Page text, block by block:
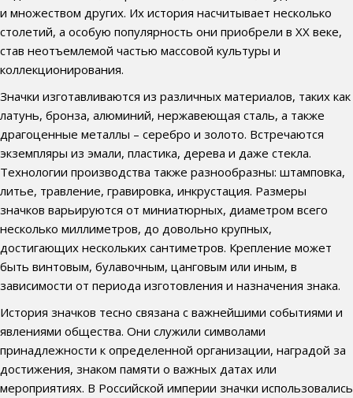
и множеством других. Их история насчитывает несколько
столетий, а особую популярность они приобрели в XX веке,
став неотъемлемой частью массовой культуры и
коллекционирования.
Значки изготавливаются из различных материалов, таких как
латунь, бронза, алюминий, нержавеющая сталь, а также
драгоценные металлы – серебро и золото. Встречаются
экземпляры из эмали, пластика, дерева и даже стекла.
Технологии производства также разнообразны: штамповка,
литье, травление, гравировка, инкрустация. Размеры
значков варьируются от миниатюрных, диаметром всего
несколько миллиметров, до довольно крупных,
достигающих нескольких сантиметров. Крепление может
быть винтовым, булавочным, цанговым или иным, в
зависимости от периода изготовления и назначения знака.
История значков тесно связана с важнейшими событиями и
явлениями общества. Они служили символами
принадлежности к определенной организации, наградой за
достижения, знаком памяти о важных датах или
мероприятиях. В Российской империи значки использовались